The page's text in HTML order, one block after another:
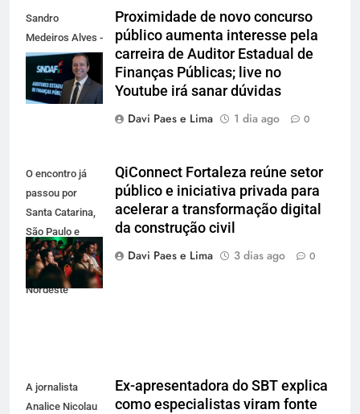
Sandro
Medeiros Alves -
Presidente do
Sindaf-SC
Proximidade de novo concurso
público aumenta interesse pela
carreira de Auditor Estadual de
Finanças Públicas; live no
Youtube irá sanar dúvidas
Davi Paes e Lima
1 dia ago 0
O encontro já
passou por
Santa Catarina,
São Paulo e
Brasília e agora
desembarca no
Nordeste
QiConnect Fortaleza reúne setor
público e iniciativa privada para
acelerar a transformação digital
da construção civil
Davi Paes e Lima
3 dias ago 0
A jornalista
Analice Nicolau
Ex-apresentadora do SBT explica
como especialistas viram fonte